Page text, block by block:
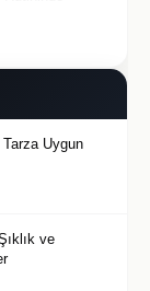
Uygun
ve